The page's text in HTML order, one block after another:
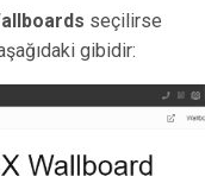
seçilirse
gibidir: